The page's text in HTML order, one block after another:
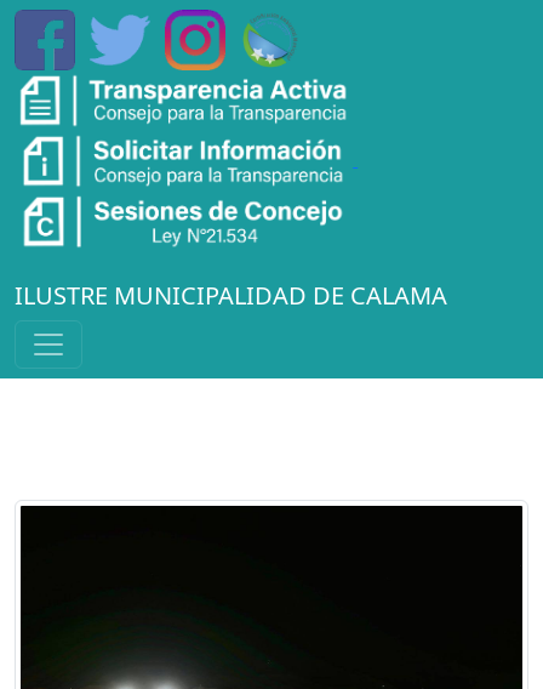
ILUSTRE MUNICIPALIDAD DE CALAMA